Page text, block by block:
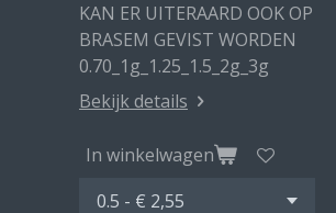
KAN ER UITERAARD OOK OP
BRASEM GEVIST WORDEN
0.70_1g_1.25_1.5_2g_3g
Bekijk details
In winkelwagen